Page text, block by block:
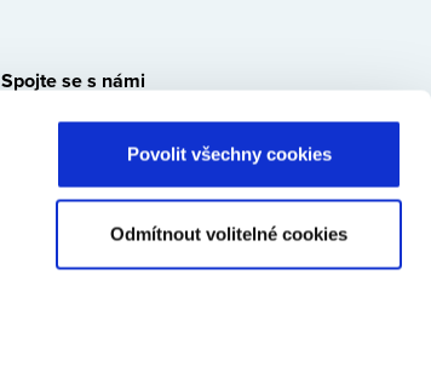
Povolit všechny cookies
Odmítnout volitelné cookies
Spojte se s námi
BondsterBondster
LinkedIn
Bondster
Instagram
Bondster
YouTube